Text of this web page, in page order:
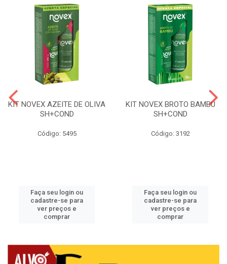
KIT NOVEX AZEITE DE OLIVA
SH+COND
Código: 5495
Faça seu login ou
cadastre-se para
ver preços e
comprar
KIT NOVEX BROTO BAMBU
SH+COND
Código: 3192
Faça seu login ou
cadastre-se para
ver preços e
comprar